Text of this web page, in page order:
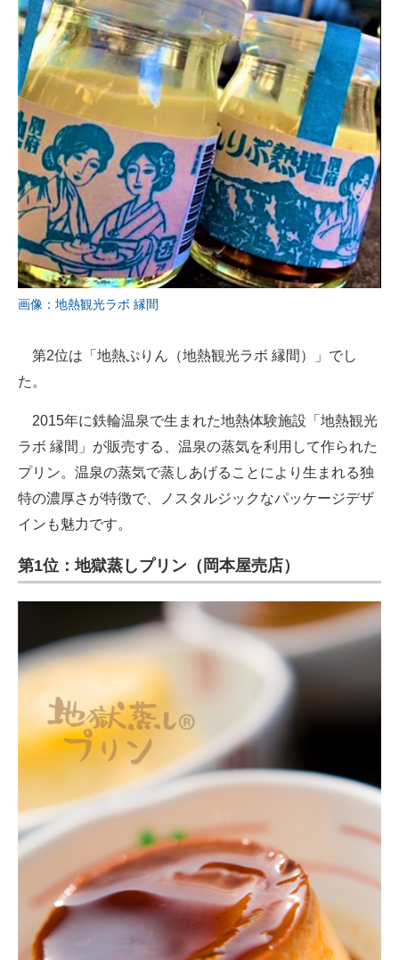
画像：地熱観光ラボ 縁間
第2位は「地熱ぷりん（地熱観光ラボ 縁間）」でし
た。
2015年に鉄輪温泉で生まれた地熱体験施設「地熱観光
ラボ 縁間」が販売する、温泉の蒸気を利用して作られた
プリン。温泉の蒸気で蒸しあげることにより生まれる独
特の濃厚さが特徴で、ノスタルジックなパッケージデザ
インも魅力です。
第1位：地獄蒸しプリン（岡本屋売店）